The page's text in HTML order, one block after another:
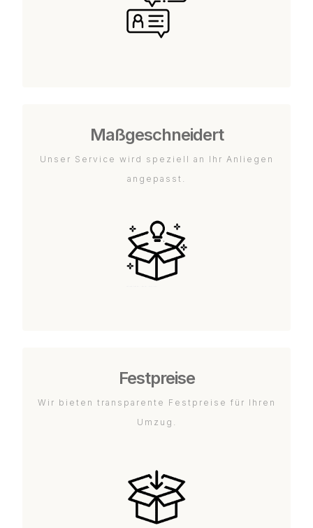
Maßgeschneidert
Unser Service wird speziell an Ihr Anliegen
angepasst.
Festpreise
Wir bieten transparente Festpreise für Ihren
Umzug.